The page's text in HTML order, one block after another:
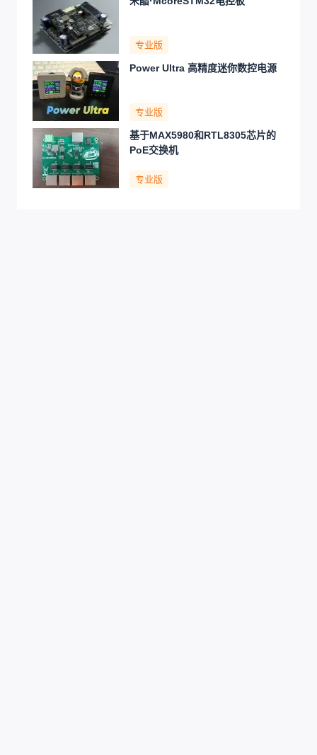
专业版
Power Ultra 高精度迷你数控电源
专业版
基于MAX5980和RTL8305芯片的
PoE交换机
专业版